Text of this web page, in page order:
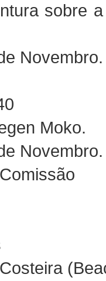
sobre
Novembro.
Moko.
Novembro.